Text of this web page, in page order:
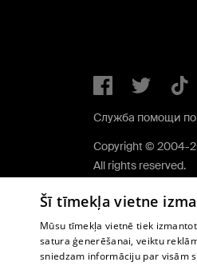
Служба помощи
Copyright © 2004-
All rights reserved.
Šī tīmekļa vietne
Mūsu tīmekļa vietnē tiek
satura ģenerēšanai, veiktu
sniedzam informāciju par visām